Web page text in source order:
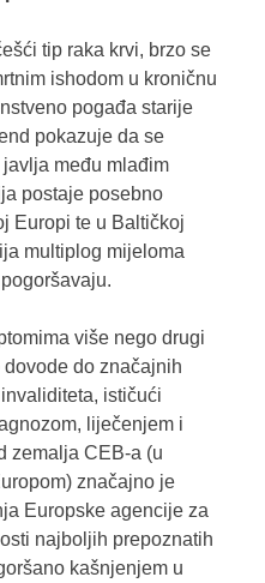
tip raka krvi, brzo se
ishodom u kroničnu
pogađa starije
pokazuje da se
među mlađim
postaje posebno
Europi te u Baltičkoj
multiplog mijeloma
više nego drugi
do značajnih
ističući
liječenjem i
zemalja CEB-a (u
značajno je
Europske agencije za
najboljih prepoznatih
kašnjenjem u